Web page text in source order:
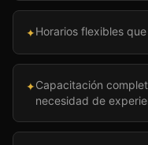
✦Horarios flexibles
✦Capacitación
necesidad de